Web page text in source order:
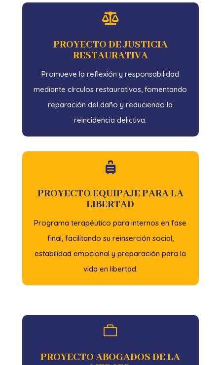

PROYECTO DE JUSTICIA
RESTAURATIVA
Promueve la reflexión y responsabilidad
mediante círculos restaurativos, fomentando
reparación del daño y reduciendo la
reincidencia delictiva.

PROYECTO EQUIPAJE PARA LA
LIBERTAD
Programa terapéutico para internos en fase
final, facilitando su reinserción social,
estabilidad emocional y preparación para la
vida en libertad.

PROYECTO ABOGADOS DE LA